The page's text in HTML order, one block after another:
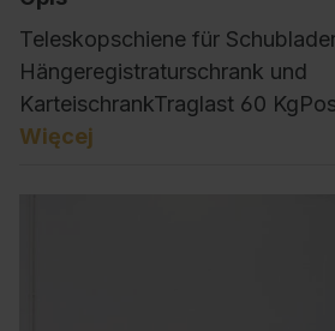
Teleskopschiene für
Hängeregistraturschrank und
KarteischrankTraglast 60
Więcej